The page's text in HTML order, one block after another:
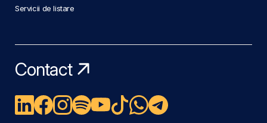
Servicii de listare
Contact